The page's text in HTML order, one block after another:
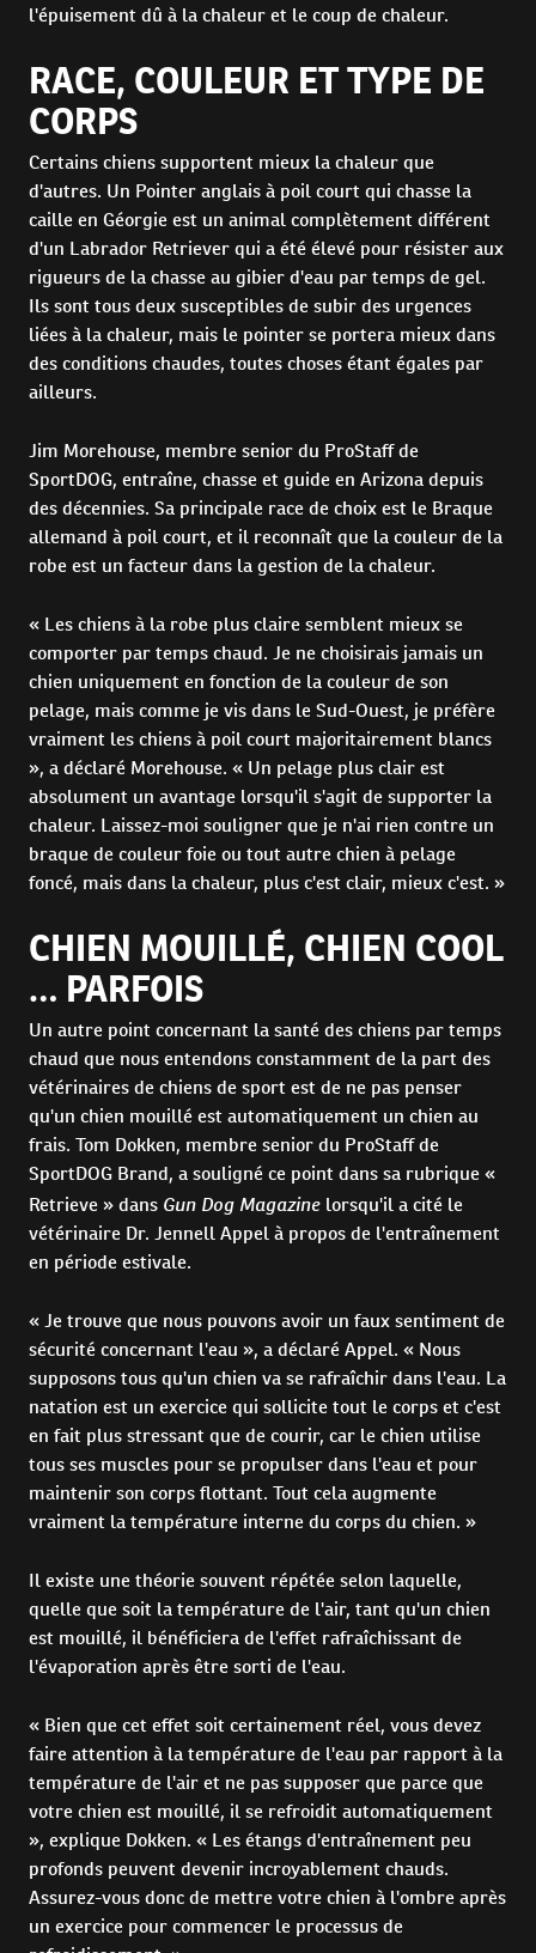
l'épuisement dû à la chaleur et le coup de chaleur.
RACE, COULEUR ET TYPE DE
CORPS
Certains chiens supportent mieux la chaleur que
d'autres. Un Pointer anglais à poil court qui chasse la
caille en Géorgie est un animal complètement différent
d'un Labrador Retriever qui a été élevé pour résister aux
rigueurs de la chasse au gibier d'eau par temps de gel.
Ils sont tous deux susceptibles de subir des urgences
liées à la chaleur, mais le pointer se portera mieux dans
des conditions chaudes, toutes choses étant égales par
ailleurs.
Jim Morehouse, membre senior du ProStaff de
SportDOG, entraîne, chasse et guide en Arizona depuis
des décennies. Sa principale race de choix est le Braque
allemand à poil court, et il reconnaît que la couleur de la
robe est un facteur dans la gestion de la chaleur.
« Les chiens à la robe plus claire semblent mieux se
comporter par temps chaud. Je ne choisirais jamais un
chien uniquement en fonction de la couleur de son
pelage, mais comme je vis dans le Sud-Ouest, je préfère
vraiment les chiens à poil court majoritairement blancs
», a déclaré Morehouse. « Un pelage plus clair est
absolument un avantage lorsqu'il s'agit de supporter la
chaleur. Laissez-moi souligner que je n'ai rien contre un
braque de couleur foie ou tout autre chien à pelage
foncé, mais dans la chaleur, plus c'est clair, mieux c'est. »
CHIEN MOUILLÉ, CHIEN COOL
… PARFOIS
Un autre point concernant la santé des chiens par temps
chaud que nous entendons constamment de la part des
vétérinaires de chiens de sport est de ne pas penser
qu'un chien mouillé est automatiquement un chien au
frais. Tom Dokken, membre senior du ProStaff de
SportDOG Brand, a souligné ce point dans sa rubrique «
Retrieve » dans Gun Dog Magazine lorsqu'il a cité le
vétérinaire Dr. Jennell Appel à propos de l'entraînement
en période estivale.
« Je trouve que nous pouvons avoir un faux sentiment de
sécurité concernant l'eau », a déclaré Appel. « Nous
supposons tous qu'un chien va se rafraîchir dans l'eau. La
natation est un exercice qui sollicite tout le corps et c'est
en fait plus stressant que de courir, car le chien utilise
tous ses muscles pour se propulser dans l'eau et pour
maintenir son corps flottant. Tout cela augmente
vraiment la température interne du corps du chien. »
Il existe une théorie souvent répétée selon laquelle,
quelle que soit la température de l'air, tant qu'un chien
est mouillé, il bénéficiera de l'effet rafraîchissant de
l'évaporation après être sorti de l'eau.
« Bien que cet effet soit certainement réel, vous devez
faire attention à la température de l'eau par rapport à la
température de l'air et ne pas supposer que parce que
votre chien est mouillé, il se refroidit automatiquement
», explique Dokken. « Les étangs d'entraînement peu
profonds peuvent devenir incroyablement chauds.
Assurez-vous donc de mettre votre chien à l'ombre après
un exercice pour commencer le processus de